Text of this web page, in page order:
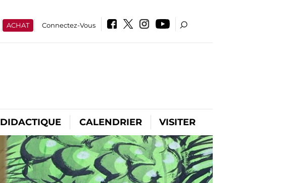
ACHAT Connectez-Vous
DIDACTIQUE CALENDRIER VISITER